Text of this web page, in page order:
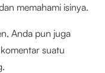
memahami isinya.
Anda pun juga
suatu